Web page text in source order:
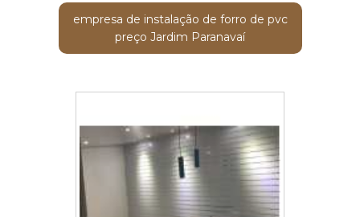
empresa de instalação de forro de pvc
preço Jardim Paranavaí